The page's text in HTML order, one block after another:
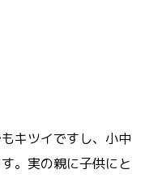
キツイですし、小中
。実の親に子供にと